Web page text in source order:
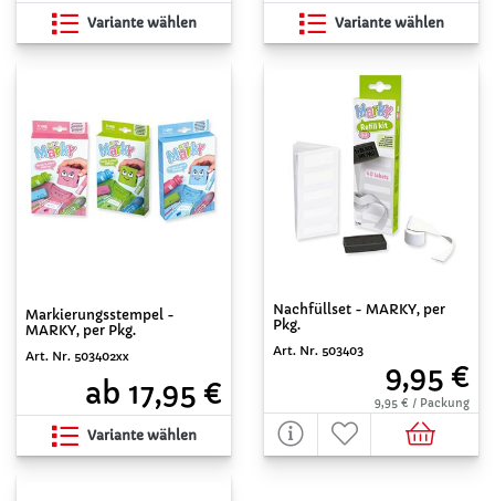
Variante wählen Variante wählen
Markierungsstempel -
MARKY, per Pkg.
Art. Nr. 503402xx
ab 17,95 €
Variante wählen
Nachfüllset - MARKY, per
Pkg.
Art. Nr. 503403
9,95 €
9,95 € / Packung